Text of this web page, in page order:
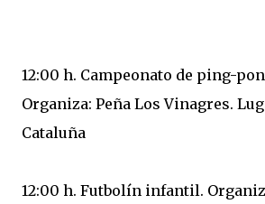
12:00 h. Campeonato de ping-
Organiza: Peña Los Vinagres.
Cataluña
12:00 h. Futbolín infantil.